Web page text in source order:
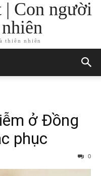
| Con người
thiên nhiên
ở Đồng
phục
0